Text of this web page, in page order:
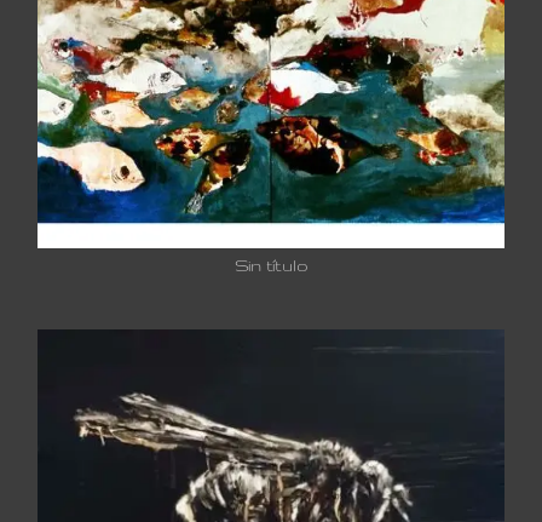
Sin título